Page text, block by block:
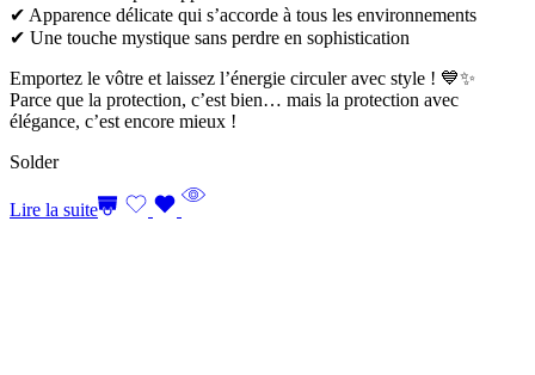
✔ Apparence délicate qui s’accorde à tous les environnements
✔ Une touche mystique sans perdre en sophistication
Emportez le vôtre et laissez l’énergie circuler avec style ! 💙✨
Parce que la protection, c’est bien… mais la protection avec
élégance, c’est encore mieux !
Solder
Lire la suite